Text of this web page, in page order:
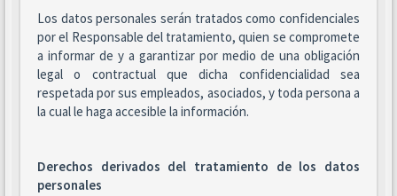
Los datos personales serán tratados como confidenciales
por el Responsable del tratamiento, quien se compromete
a informar de y a garantizar por medio de una obligación
legal o contractual que dicha confidencialidad sea
respetada por sus empleados, asociados, y toda persona a
la cual le haga accesible la información.
Derechos derivados del tratamiento de los datos
personales